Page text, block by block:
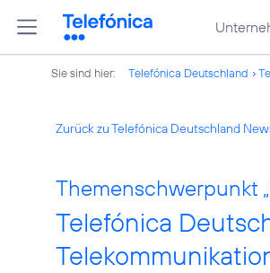
Sie sind hier: Telefónica Deutschland
Zurück zu Telefónica Deutschland
Themenschwerpunkt
Telefónica